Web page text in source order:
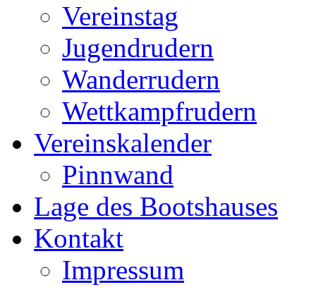
Vereinstag
Jugendrudern
Wanderrudern
Wettkampfrudern
Vereinskalender
Pinnwand
Lage des Bootshauses
Kontakt
Impressum